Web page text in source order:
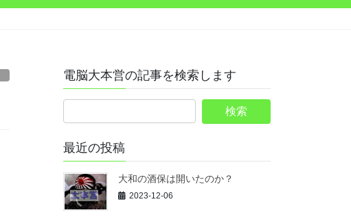
電脳大本営の記事を検索します
最近の投稿
大和の酒保は開いたのか？
2023-12-06